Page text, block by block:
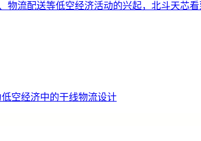
流配送等低空经济活动的兴起，北斗天芯
空经济中的干线物流设计